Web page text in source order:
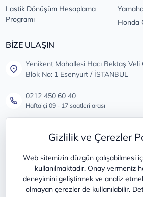
Gizlilik ve Çerezler
Web sitemizin düzgün çalışabilmesi
kullanılmaktadır. Onay vermeniz
deneyimini geliştirmek ve analiz
olmayan çerezler de kullanılabilir.
Lastik Dönüşüm Hesaplama
Programı
Honda
BİZE ULAŞIN
Yenikent Mahallesi Hacı Bektaş
Blok No: 1 Esenyurt / İSTANBUL
0212 450 60 40
Haftaiçi 09 - 17 saatleri arası
Tüm öneri ve şikayetleriniz için